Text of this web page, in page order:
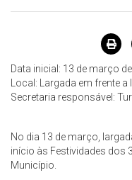
Data inicial: 13 de março
Local: Largada em frente a
Secretaria responsável:
No dia 13 de março,
início às Festividades dos
Município.